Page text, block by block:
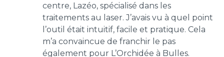
centre, Lazéo, spécialisé dans les
traitements au laser. J’avais vu à quel point
l’outil était intuitif, facile et pratique. Cela
m’a convaincue de franchir le pas
également pour L’Orchidée à Bulles.